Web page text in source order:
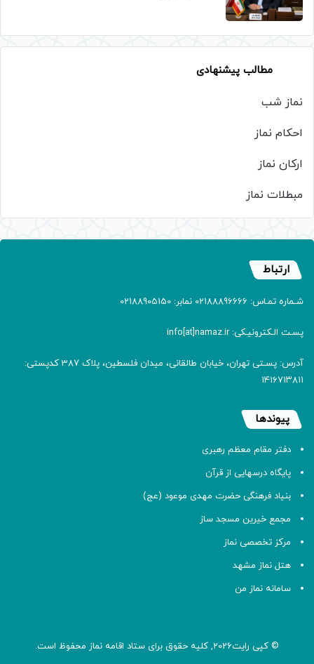
مطالب پیشنهادی
نماز شب
احکام نماز
ارکان نماز
مبطلات نماز
ارتباط
شـماره تمـاس: 02188896666 نمابر: 02188905150
پسـت الـکترونیـکی: info[at]namaz.ir
آدرس: پسـتی تهران، خیابان طالقانی، میدان فلسطین، پلاک 387 کدپستی:
۱۴۱۶۷۱۳۸۱۱
پیوندها
دفتر مقام معظم رهبری
پایگاه درسهایی از قرآن
بنیاد فرهنگی حضرت مهدی موعود (عج)
مجمع خیرین مسجد ساز
مرکز تخصصی نماز
هتل نماز مشهد
سامانه نماز من
© کپی رایت2026, کلیه حقوق برای ستاد اقامه نماز محفوظ است.